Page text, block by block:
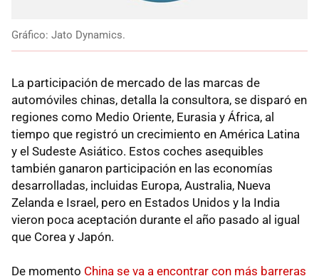
Gráfico: Jato Dynamics.
La participación de mercado de las marcas de
automóviles chinas, detalla la consultora, se disparó en
regiones como Medio Oriente, Eurasia y África, al
tiempo que registró un crecimiento en América Latina
y el Sudeste Asiático. Estos coches asequibles
también ganaron participación en las economías
desarrolladas, incluidas Europa, Australia, Nueva
Zelanda e Israel, pero en Estados Unidos y la India
vieron poca aceptación durante el año pasado al igual
que Corea y Japón.
De momento China se va a encontrar con más barreras